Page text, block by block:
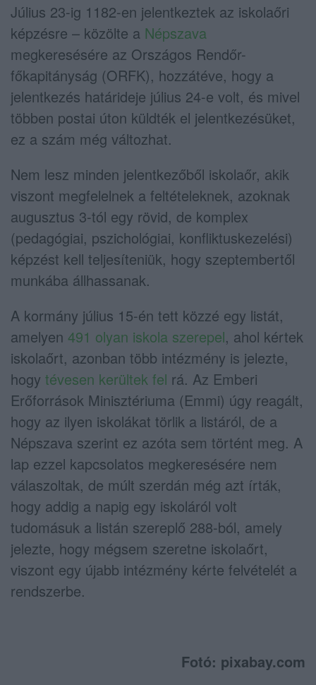
Július 23-ig 1182-en jelentkeztek az iskolaőri
képzésre – közölte a Népszava
megkeresésére az Országos Rendőr-
főkapitányság (ORFK), hozzátéve, hogy a
jelentkezés határideje július 24-e volt, és mivel
többen postai úton küldték el jelentkezésüket,
ez a szám még változhat.
Nem lesz minden jelentkezőből iskolaőr, akik
viszont megfelelnek a feltételeknek, azoknak
augusztus 3-tól egy rövid, de komplex
(pedagógiai, pszichológiai, konfliktuskezelési)
képzést kell teljesíteniük, hogy szeptembertől
munkába állhassanak.
A kormány július 15-én tett közzé egy listát,
amelyen 491 olyan iskola szerepel, ahol kértek
iskolaőrt, azonban több intézmény is jelezte,
hogy tévesen kerültek fel rá. Az Emberi
Erőforrások Minisztériuma (Emmi) úgy reagált,
hogy az ilyen iskolákat törlik a listáról, de a
Népszava szerint ez azóta sem történt meg. A
lap ezzel kapcsolatos megkeresésére nem
válaszoltak, de múlt szerdán még azt írták,
hogy addig a napig egy iskoláról volt
tudomásuk a listán szereplő 288-ból, amely
jelezte, hogy mégsem szeretne iskolaőrt,
viszont egy újabb intézmény kérte felvételét a
rendszerbe.
Fotó: pixabay.com